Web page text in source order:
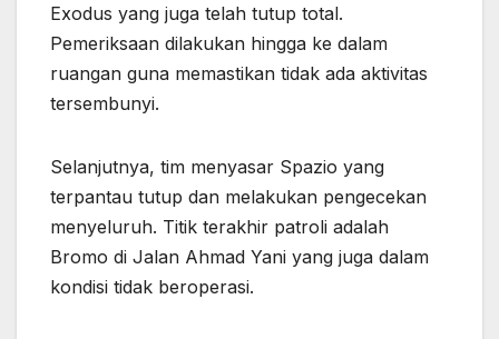
Exodus yang juga telah tutup total.
Pemeriksaan dilakukan hingga ke dalam
ruangan guna memastikan tidak ada aktivitas
tersembunyi.
Selanjutnya, tim menyasar Spazio yang
terpantau tutup dan melakukan pengecekan
menyeluruh. Titik terakhir patroli adalah
Bromo di Jalan Ahmad Yani yang juga dalam
kondisi tidak beroperasi.